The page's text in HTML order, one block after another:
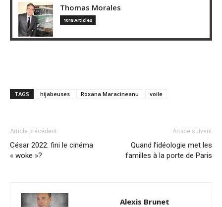
Thomas Morales
1018 Articles
TAGS hijabeuses Roxana Maracineanu voile
Article précédent
César 2022: fini le cinéma
« woke »?
Article suivant
Quand l’idéologie met les
familles à la porte de Paris
Alexis Brunet